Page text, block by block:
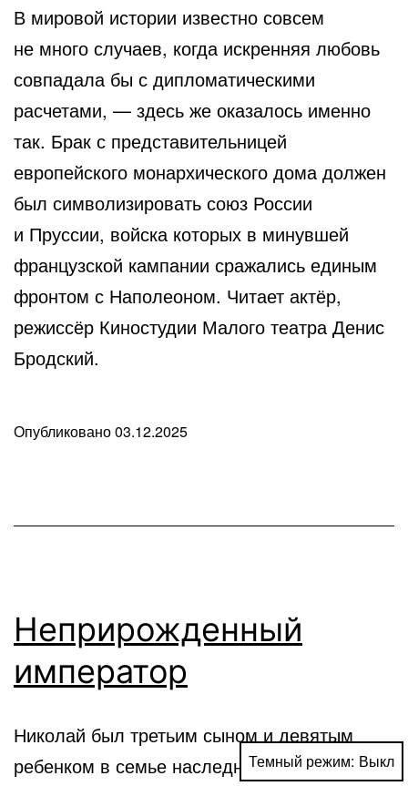
В мировой истории известно совсем
не много случаев, когда искренняя любовь
совпадала бы с дипломатическими
расчетами, — здесь же оказалось именно
так. Брак с представительницей
европейского монархического дома должен
был символизировать союз России
и Пруссии, войска которых в минувшей
французской кампании сражались единым
фронтом с Наполеоном. Читает актёр,
режиссёр Киностудии Малого театра Денис
Бродский.
Опубликовано03.12.2025
факты
Неприрожденный
император
Николай был третьим сыном и девятым
ребенком в семье наследника русского
Темный режим: